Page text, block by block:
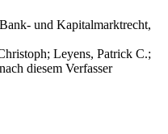
und Kapitalmarktrecht,
; Leyens, Patrick C.;
diesem Verfasser